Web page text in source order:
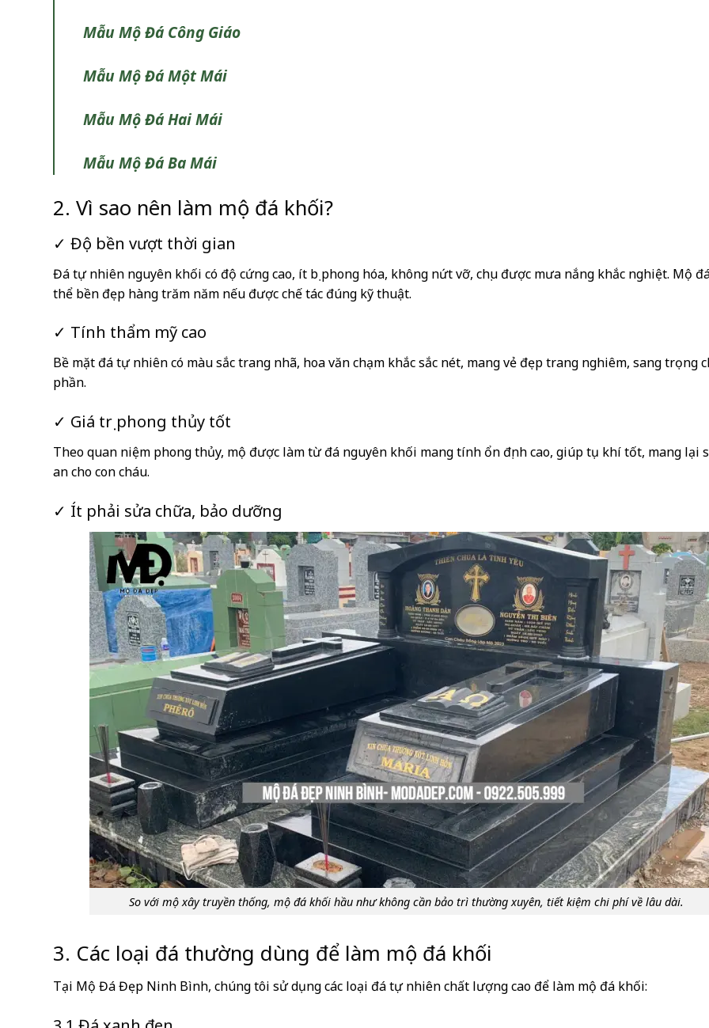
Mẫu Mộ Đá Công Giáo
Mẫu Mộ Đá Một Mái
Mẫu Mộ Đá Hai Mái
Mẫu Mộ Đá Ba Mái
2. Vì sao nên làm mộ đá khối?
✓ Độ bền vượt thời gian
Đá tự nhiên nguyên khối có độ cứng cao, ít bị phong hóa, không nứt vỡ, chịu được mưa nắng khắc nghiệt. Mộ
thể bền đẹp hàng trăm năm nếu được chế tác đúng kỹ thuật.
✓ Tính thẩm mỹ cao
Bề mặt đá tự nhiên có màu sắc trang nhã, hoa văn chạm khắc sắc nét, mang vẻ đẹp trang nghiêm, sang trọng
phần.
✓ Giá trị phong thủy tốt
Theo quan niệm phong thủy, mộ được làm từ đá nguyên khối mang tính ổn định cao, giúp tụ khí tốt, mang lại
an cho con cháu.
✓ Ít phải sửa chữa, bảo dưỡng
So với mộ xây truyền thống, mộ đá khối hầu như không cần bảo trì thường xuyên, tiết kiệm chi phí về lâu dài.
3. Các loại đá thường dùng để làm mộ đá khối
Tại Mộ Đá Đẹp Ninh Bình, chúng tôi sử dụng các loại đá tự nhiên chất lượng cao để làm mộ đá khối: